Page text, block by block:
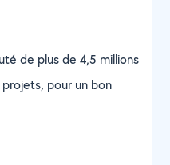
de plus de 4,5 millions
pour un bon